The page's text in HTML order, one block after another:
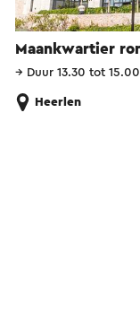
Maankwartier
→ Duur 13.30 tot
Heerlen